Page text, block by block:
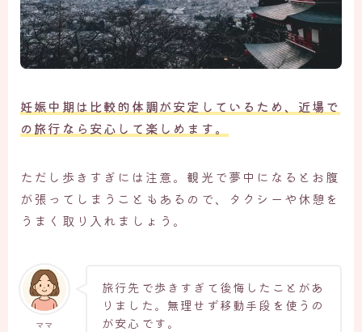
妊娠中期は比較的体調が安定しているため、近場で
の旅行なら安心して楽しめます。
ただし歩きすぎには注意。観光で夢中になるとお腹
が張ってしまうこともあるので、タクシーや休憩を
うまく取り入れましょう。
ママ
旅行先で歩きすぎて後悔したことがあ
りました。無理せず移動手段を使うの
が安心です。